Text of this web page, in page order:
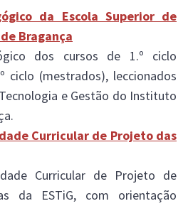
da Escola Superior de
Bragança
dos cursos de 1.º ciclo
ciclo (mestrados), leccionados
e Gestão do Instituto
Curricular de Projeto das
Curricular de Projeto de
da ESTiG, com orientação